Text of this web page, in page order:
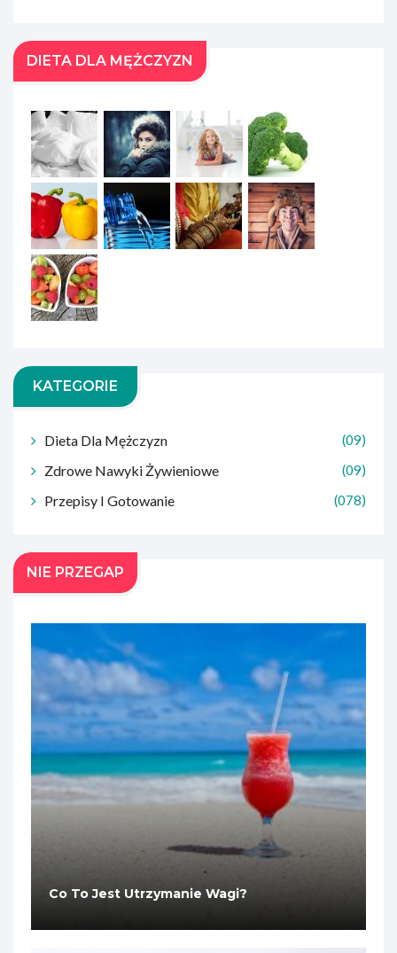
DIETA DLA MĘŻCZYZN
KATEGORIE
Dieta Dla Mężczyzn (09)
Zdrowe Nawyki Żywieniowe (09)
Przepisy I Gotowanie (078)
NIE PRZEGAP
Co To Jest Utrzymanie Wagi?